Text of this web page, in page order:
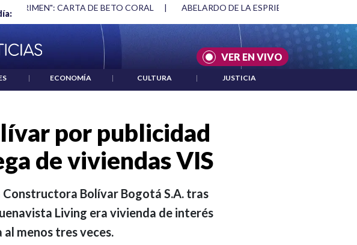
ABELARDO DE LA ESPRIELLA Y DMG | ACUERDOS ENTRE ESTADOS UNIDOS E
VER EN VIVO
| ECONOMÍA | CULTURA | JUSTICIA
por publicidad
de viviendas VIS
Bolívar Bogotá S.A. tras
Living era vivienda de interés
menos tres veces.